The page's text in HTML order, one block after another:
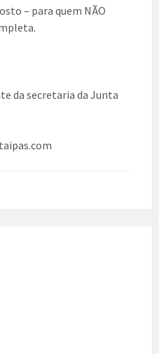
– para quem NÃO
da secretaria da Junta